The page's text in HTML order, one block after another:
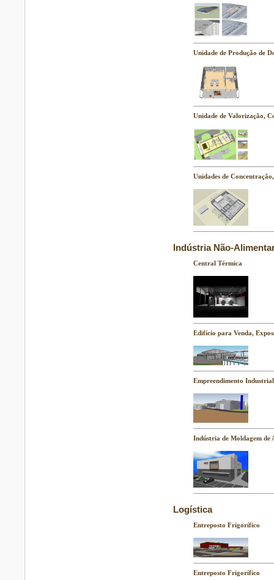
Unidade de Produção de
Unidade de Valorização,
Unidades de
Indústria Não-
Central Térmica
Edifício para Venda,
Empreendimento
Indústria de Moldagem de
Logística
Entreposto Frigorífico
Entreposto Frigorífico